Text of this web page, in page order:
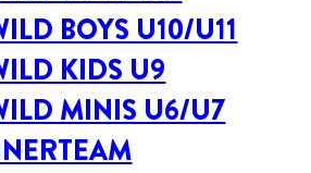
BOYS U10/U11
KIDS U9
MINIS U6/U7